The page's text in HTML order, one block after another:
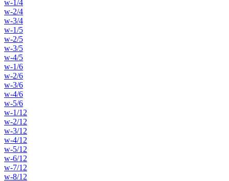
w-1/4
w-2/4
w-3/4
w-1/5
w-2/5
w-3/5
w-4/5
w-1/6
w-2/6
w-3/6
w-4/6
w-5/6
w-1/12
w-2/12
w-3/12
w-4/12
w-5/12
w-6/12
w-7/12
w-8/12